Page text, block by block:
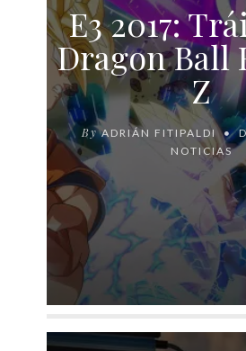
E3 2017:
Dragon Ball
Z
By ADRIÁN FITIPALDI
NOTICIAS